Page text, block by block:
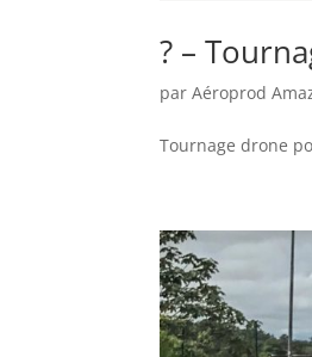
? –
parAéroprod
Tournage drone